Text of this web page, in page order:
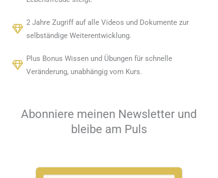
2 Jahre Zugriff auf alle Videos und Dokumente zur
selbständige Weiterentwicklung.
Plus Bonus Wissen und Übungen für schnelle
Veränderung, unabhängig vom Kurs.
Abonniere meinen Newsletter und
bleibe am Puls